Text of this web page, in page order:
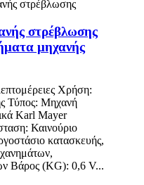
στρέβλωσης
μηχανής
Χρήση:
Τύπος: Μηχανή
Karl Mayer
Καινούριο
κατασκευής,
Βάρος (KG): 0,6 V...